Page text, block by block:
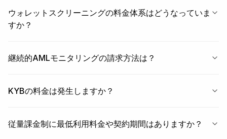
ウォレットスクリーニングの料金体系はどうなっていま
すか？
継続的AMLモニタリングの請求方法は？
KYBの料金は発生しますか？
従量課金制に最低利用料金や契約期間はありますか？